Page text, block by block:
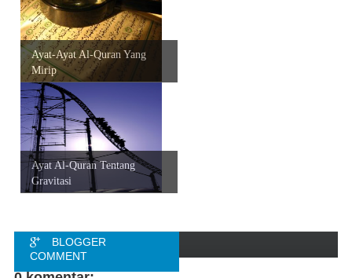
Ayat-Ayat Al-Quran Yang
Mirip
Ayat Al-Quran Tentang
Gravitasi
BLOGGER
COMMENT